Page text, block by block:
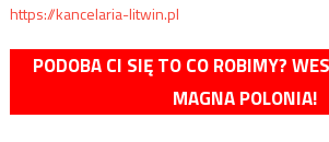
https://kancelaria-litwin.pl
PODOBA CI SIĘ TO CO ROBIMY?
MAGNA POLONIA!